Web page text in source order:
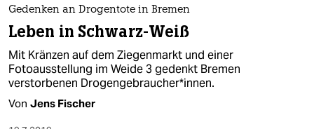
Gedenken an Drogentote in Bremen
Leben in Schwarz-Weiß
Mit Kränzen auf dem Ziegenmarkt und einer
Fotoausstellung im Weide 3 gedenkt Bremen
verstorbenen Drogengebraucher*innen.
Von Jens Fischer